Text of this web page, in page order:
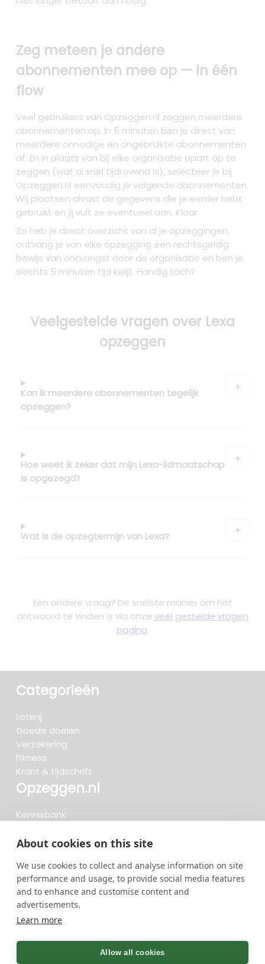
About cookies on this site
We use cookies to collect and analyse information on site
performance and usage, to provide social media features
and to enhance and customise content and
advertisements.
Learn more
Allow all cookies
Zeg meteen je andere
abonnementen mee op — in één
flow
Veel gebruikers van Opzeggen.nl zeggen meerdere
abonnementen op. In 5 minuten ben je direct van
meerdere onnodige en ongebruikte abonnementen
af. En in plaats van bij elke organisatie apart op te
zeggen (wat al snel tijdrovend is), selecteer je bij
Opzeggen.nl eenvoudig je volgende abonnementen.
Wij plaatsen alvast de gegevens die je eerder hebt
gebruikt en jij vult ze eventueel aan. Klaar.
Zo heb je direct overzicht van al je opzeggingen,
ontvang je van elke opzegging een rechtsgeldig
bewijs van ontvangst door de organisatie en ben je
slechts 5 minuten tijd kwijt. Handig toch?
Veelgestelde vragen over Lexa
opzeggen
Kan ik meerdere abonnementen tegelijk
opzeggen?
Hoe weet ik zeker dat mijn Lexa-lidmaatschap
is opgezegd?
Wat is de opzegtermijn van Lexa?
Een andere vraag? De snelste manier om het
antwoord te vinden is via onze veel gestelde vragen
pagina.
Categorieën
Loterij
Goede doelen
Verzekering
Fitness
Krant & tijdschrift
Opzeggen.nl
Kennisbank
Beoordelingen
Meteen opzeggen
734 opzeggingen afgelopen 30 dagen - 3.666.127
opzeggingen in totaal